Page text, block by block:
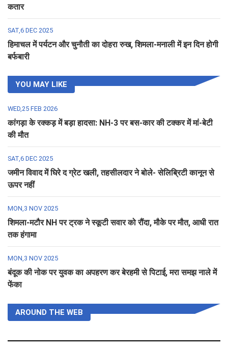
कतार
SAT,6 DEC 2025
हिमाचल में पर्यटन और चुनौती का दोहरा रुख, शिमला-मनाली में इन दिन होगी
बर्फबारी
YOU MAY LIKE
WED,25 FEB 2026
कांगड़ा के रक्कड़ में बड़ा हादसा: NH-3 पर बस-कार की टक्कर में मां-बेटी
की मौत
SAT,6 DEC 2025
जमीन विवाद में घिरे द ग्रेट खली, तहसीलदार ने बोले- सेलिब्रिटी कानून से
ऊपर नहीं
MON,3 NOV 2025
शिमला-मटौर NH पर ट्रक ने स्कूटी सवार को रौंदा, मौके पर मौत, आधी रात
तक हंगामा
MON,3 NOV 2025
बंदूक की नोक पर युवक का अपहरण कर बेरहमी से पिटाई, मरा समझ नाले में
फेंका
AROUND THE WEB